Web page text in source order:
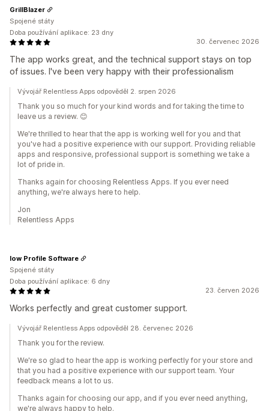
30. červenec 2026
The app works great, and the technical support stays on top
of issues. I've been very happy with their professionalism
GrillBlazer
Spojené státy
Doba používání aplikace: 23 dny
Vývojář Relentless Apps odpověděl 2. srpen 2026
Thank you so much for your kind words and for taking the time to
leave us a review. 😊
We're thrilled to hear that the app is working well for you and that
you've had a positive experience with our support. Providing reliable
apps and responsive, professional support is something we take a
lot of pride in.
Thanks again for choosing Relentless Apps. If you ever need
anything, we're always here to help.
Jon
Relentless Apps
23. červen 2026
Works perfectly and great customer support.
low Profile Software
Spojené státy
Doba používání aplikace: 6 dny
Vývojář Relentless Apps odpověděl 28. červenec 2026
Thank you for the review.
We're so glad to hear the app is working perfectly for your store and
that you had a positive experience with our support team. Your
feedback means a lot to us.
Thanks again for choosing our app, and if you ever need anything,
we're always happy to help.